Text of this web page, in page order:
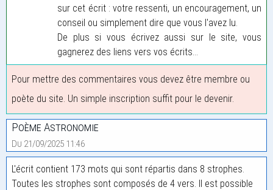
sur cet écrit : votre ressenti, un encouragement, un
conseil ou simplement dire que vous l'avez lu.
De plus si vous écrivez aussi sur le site, vous
gagnerez des liens vers vos écrits...
Pour mettre des commentaires vous devez être membre ou
poète du site. Un simple inscription suffit pour le devenir.
Poème Astronomie
Du 21/09/2025 11:46
L'écrit contient 173 mots qui sont répartis dans 8 strophes.
Toutes les strophes sont composés de 4 vers. Il est possible